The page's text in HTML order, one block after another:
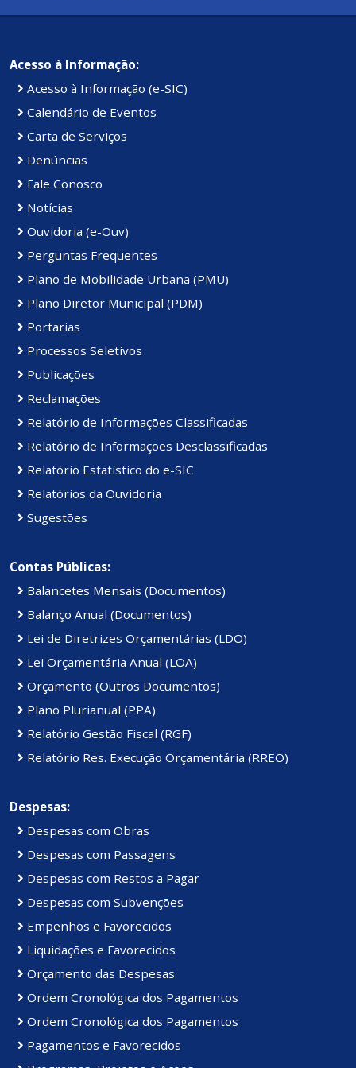
Acesso à Informação:
Acesso à Informação (e-SIC)
Calendário de Eventos
Carta de Serviços
Denúncias
Fale Conosco
Notícias
Ouvidoria (e-Ouv)
Perguntas Frequentes
Plano de Mobilidade Urbana (PMU)
Plano Diretor Municipal (PDM)
Portarias
Processos Seletivos
Publicações
Reclamações
Relatório de Informações Classificadas
Relatório de Informações Desclassificadas
Relatório Estatístico do e-SIC
Relatórios da Ouvidoria
Sugestões
Contas Públicas:
Balancetes Mensais (Documentos)
Balanço Anual (Documentos)
Lei de Diretrizes Orçamentárias (LDO)
Lei Orçamentária Anual (LOA)
Orçamento (Outros Documentos)
Plano Plurianual (PPA)
Relatório Gestão Fiscal (RGF)
Relatório Res. Execução Orçamentária (RREO)
Despesas:
Despesas com Obras
Despesas com Passagens
Despesas com Restos a Pagar
Despesas com Subvenções
Empenhos e Favorecidos
Liquidações e Favorecidos
Orçamento das Despesas
Ordem Cronológica dos Pagamentos
Ordem Cronológica dos Pagamentos
Pagamentos e Favorecidos